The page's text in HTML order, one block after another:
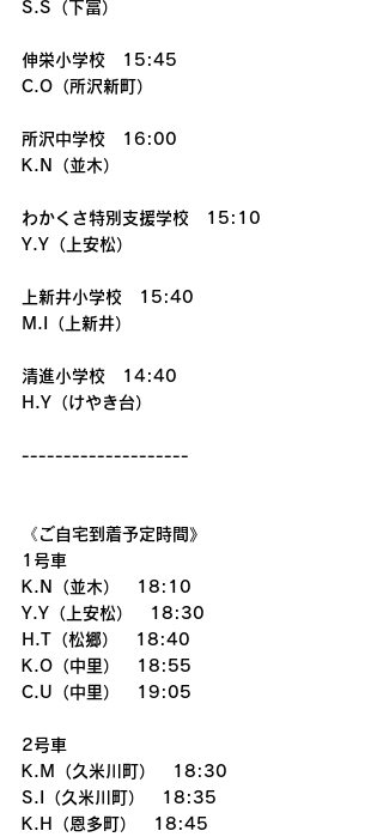
S.S（下富）
伸栄小学校　15:45
C.O（所沢新町）
所沢中学校　16:00
K.N（並木）
わかくさ特別支援学校　15:10
Y.Y（上安松）
上新井小学校　15:40
M.I（上新井）
清進小学校　14:40
H.Y（けやき台）
--------------------
《ご自宅到着予定時間》
1号車
K.N（並木）　18:10
Y.Y（上安松）　18:30
H.T（松郷）　18:40
K.O（中里）　18:55
C.U（中里）　19:05
2号車
K.M（久米川町）　18:30
S.I（久米川町）　18:35
K.H（恩多町）　18:45